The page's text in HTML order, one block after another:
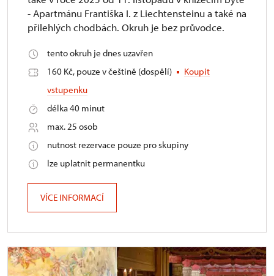
- Apartmánu Františka I. z Liechtensteinu a také na
přilehlých chodbách. Okruh je bez průvodce.
tento okruh je dnes uzavřen
160 Kč, pouze v češtině (dospělí)
Koupit
vstupenku
délka 40 minut
max. 25 osob
nutnost rezervace pouze pro skupiny
lze uplatnit permanentku
VÍCE INFORMACÍ